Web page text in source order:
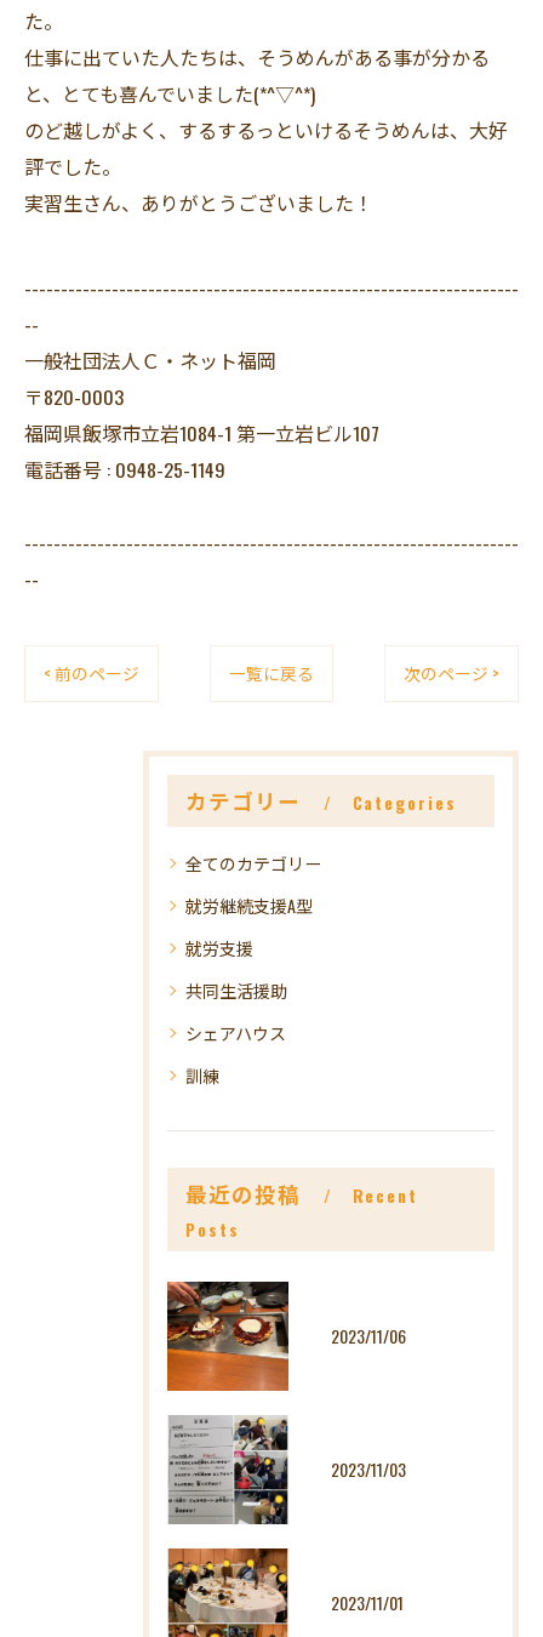
た。
仕事に出ていた人たちは、そうめんがある事が分かる
と、とても喜んでいました(*^▽^*)
のど越しがよく、するするっといけるそうめんは、大好
評でした。
実習生さん、ありがとうございました！
--------------------------------------------------------------------
--
一般社団法人Ｃ・ネット福岡
〒820-0003
福岡県飯塚市立岩1084-1 第一立岩ビル107
電話番号 : 0948-25-1149
--------------------------------------------------------------------
--
< 前のページ 一覧に戻る 次のページ >
カテゴリー Categories
全てのカテゴリー
就労継続支援A型
就労支援
共同生活援助
シェアハウス
訓練
最近の投稿
Recent
Posts
2023/11/06
2023/11/03
2023/11/01